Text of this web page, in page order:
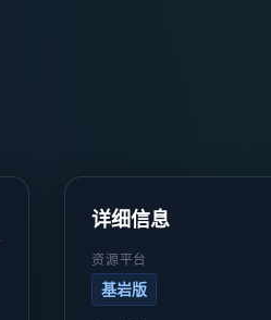
详细信息
资源平台
基岩版